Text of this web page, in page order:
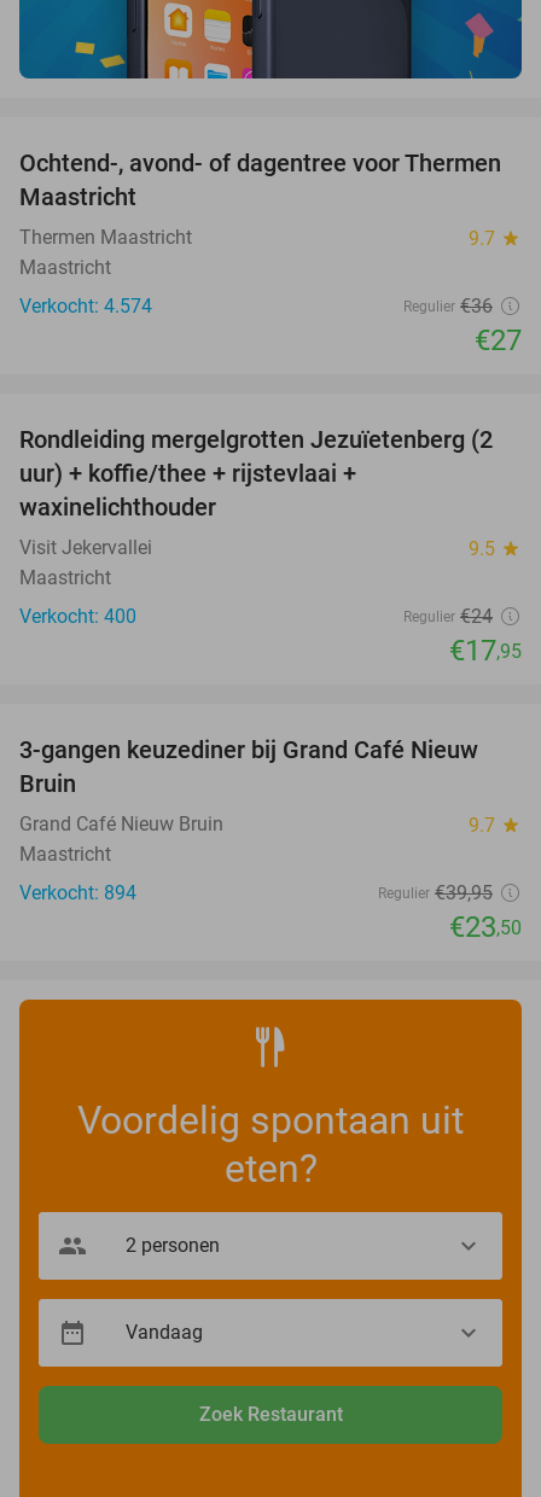
25%
Ochtend-, avond- of dagentree voor Thermen
Maastricht
Thermen Maastricht 9.7 star
Maastricht
Verkocht: 4.574
Regulier €36
€27
25%
Rondleiding mergelgrotten Jezuïetenberg (2
uur) + koffie/thee + rijstevlaai +
waxinelichthouder
Visit Jekervallei 9.5 star
Maastricht
Verkocht: 400
Regulier €24
€17,95
41%
3-gangen keuzediner bij Grand Café Nieuw
Bruin
Grand Café Nieuw Bruin 9.7 star
Maastricht
Verkocht: 894
Regulier €39,95
€23,50
Voordelig spontaan uit
eten?
Zoek Restaurant